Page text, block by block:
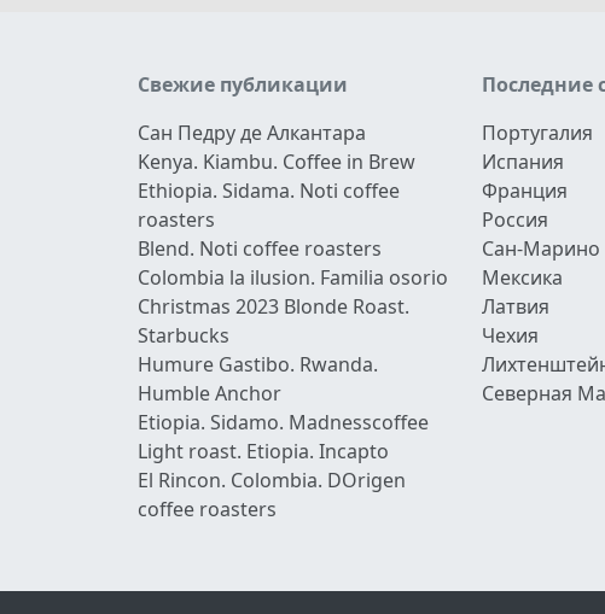
Свежие публикации
Сан Педру де Алкантара
Kenya. Kiambu. Coffee in Brew
Ethiopia. Sidama. Noti coffee
roasters
Blend. Noti coffee roasters
Colombia la ilusion. Familia osorio
Christmas 2023 Blonde Roast.
Starbucks
Humure Gastibo. Rwanda.
Humble Anchor
Etiopia. Sidamo. Madnesscoffee
Light roast. Etiopia. Incapto
El Rincon. Colombia. DOrigen
coffee roasters
Последние
Португалия
Испания
Франция
Россия
Сан-Марино
Мексика
Латвия
Чехия
Северная